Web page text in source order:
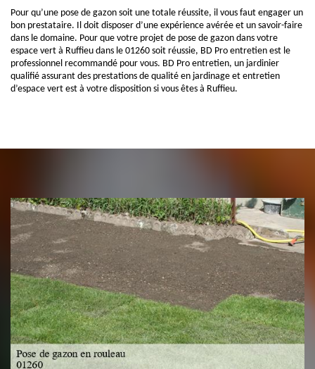
Pour qu’une pose de gazon soit une totale réussite, il vous faut engager un
bon prestataire. Il doit disposer d’une expérience avérée et un savoir-faire
dans le domaine. Pour que votre projet de pose de gazon dans votre
espace vert à Ruffieu dans le 01260 soit réussie, BD Pro entretien est le
professionnel recommandé pour vous. BD Pro entretien, un jardinier
qualifié assurant des prestations de qualité en jardinage et entretien
d’espace vert est à votre disposition si vous êtes à Ruffieu.